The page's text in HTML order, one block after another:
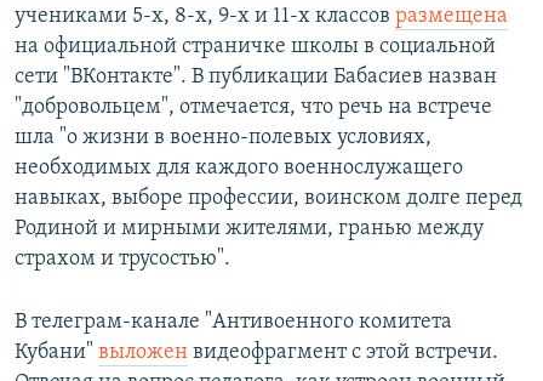
учениками 5-х, 8-х, 9-х и 11-х классов размещена
на официальной страничке школы в социальной
сети "ВКонтакте". В публикации Бабасиев назван
"добровольцем", отмечается, что речь на встрече
шла "о жизни в военно-полевых условиях,
необходимых для каждого военнослужащего
навыках, выборе профессии, воинском долге перед
Родиной и мирными жителями, гранью между
страхом и трусостью".
В телеграм-канале "Антивоенного комитета
Кубани" выложен видеофрагмент с этой встречи.